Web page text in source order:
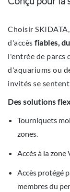
Choisir
d'accès fiables,
l'entrée de parcs
d'aquariums ou
invités se
Des solutions
Tourniquets
zones.
Accès à la zone
Accès protégé
membres du